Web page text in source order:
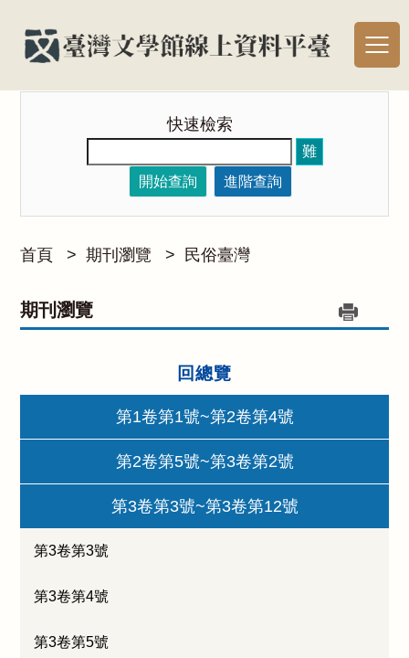
快速檢索
難
開始查詢
進階查詢
首頁 > 期刊瀏覽 > 民俗臺灣
期刊瀏覽
回總覽
第1卷第1號~第2卷第4號
第2卷第5號~第3卷第2號
第3卷第3號~第3卷第12號
第3卷第3號
第3卷第4號
第3卷第5號